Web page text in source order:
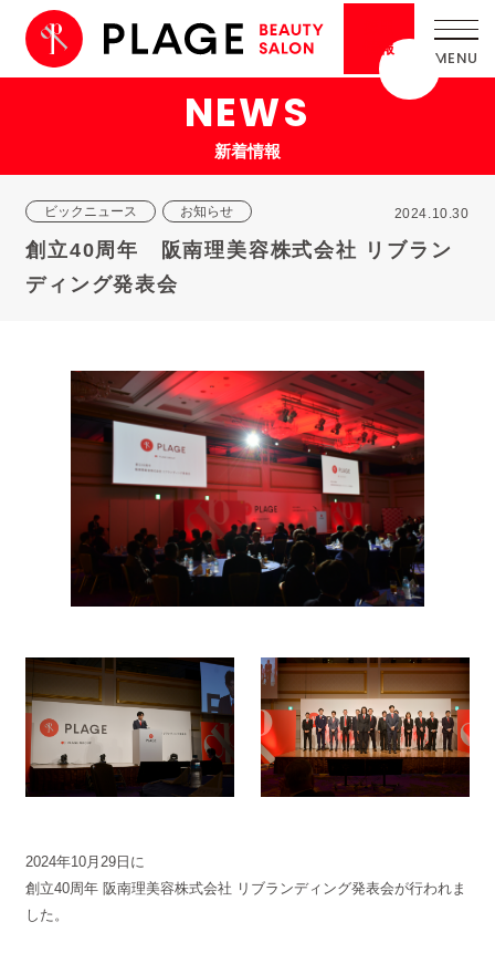
情報
NEWS
新着情報
ビックニュース お知らせ
創立40周年 阪南理美容株式会社 リブラン
ディング発表会
2024.10.30
2024年10月29日に
創立40周年 阪南理美容株式会社 リブランディング発表会が行われま
した。